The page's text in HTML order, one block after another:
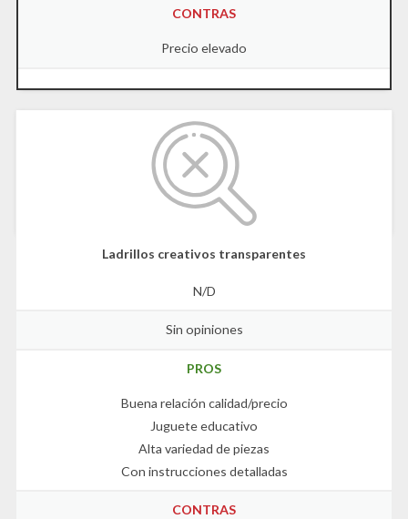
CONTRAS
Precio elevado
Ladrillos creativos transparentes
N/D
Sin opiniones
PROS
Buena relación calidad/precio
Juguete educativo
Alta variedad de piezas
Con instrucciones detalladas
CONTRAS